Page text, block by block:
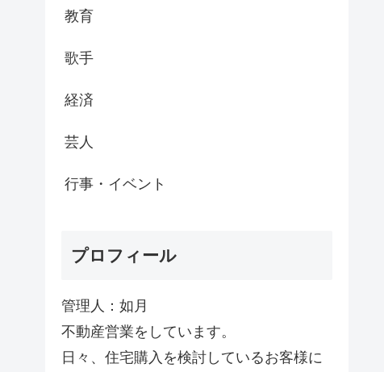
教育
歌手
経済
芸人
行事・イベント
プロフィール
管理人：如月
不動産営業をしています。
日々、住宅購入を検討しているお客様に